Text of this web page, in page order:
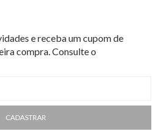
e receba um cupom de
compra. Consulte o
CADASTRAR